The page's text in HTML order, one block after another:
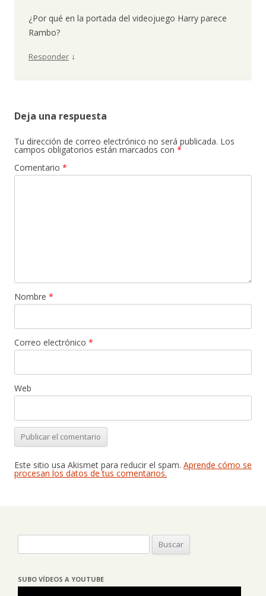
¿Por qué en la portada del videojuego Harry parece
Rambo?
Responder ↓
Deja una respuesta
Tu dirección de correo electrónico no será publicada. Los
campos obligatorios están marcados con *
Comentario *
Nombre *
Correo electrónico *
Web
Este sitio usa Akismet para reducir el spam. Aprende cómo se
procesan los datos de tus comentarios.
SUBO VÍDEOS A YOUTUBE